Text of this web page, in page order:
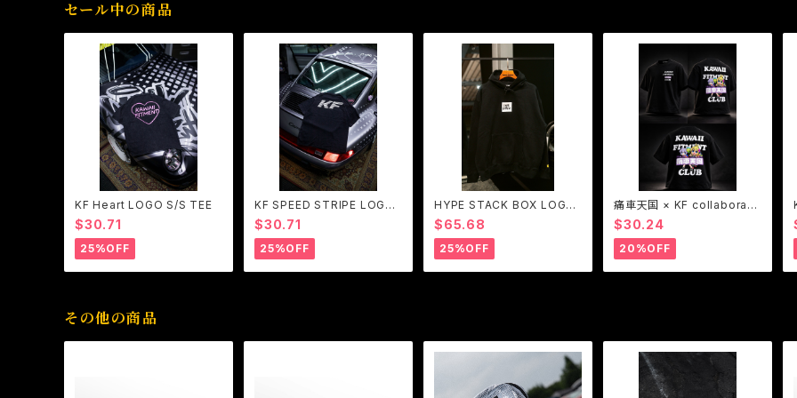
セール中の商品
KF Heart LOGO S/S TEE
$30.71
25%OFF
KF SPEED STRIPE LOGO
S/S TEE
$30.71
25%OFF
HYPE STACK BOX LOGO
hoodie
$65.68
25%OFF
痛車天国 × KF collaborati
on S/S TEE
$30.24
20%OFF
その他の商品